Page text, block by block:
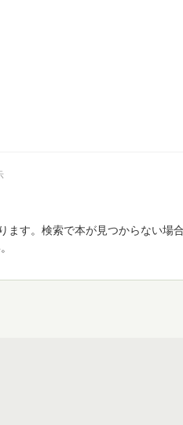
ます。検索で本が見つからない場